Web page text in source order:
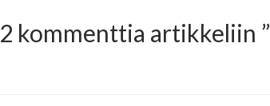
2 kommenttia artikkeliin ”